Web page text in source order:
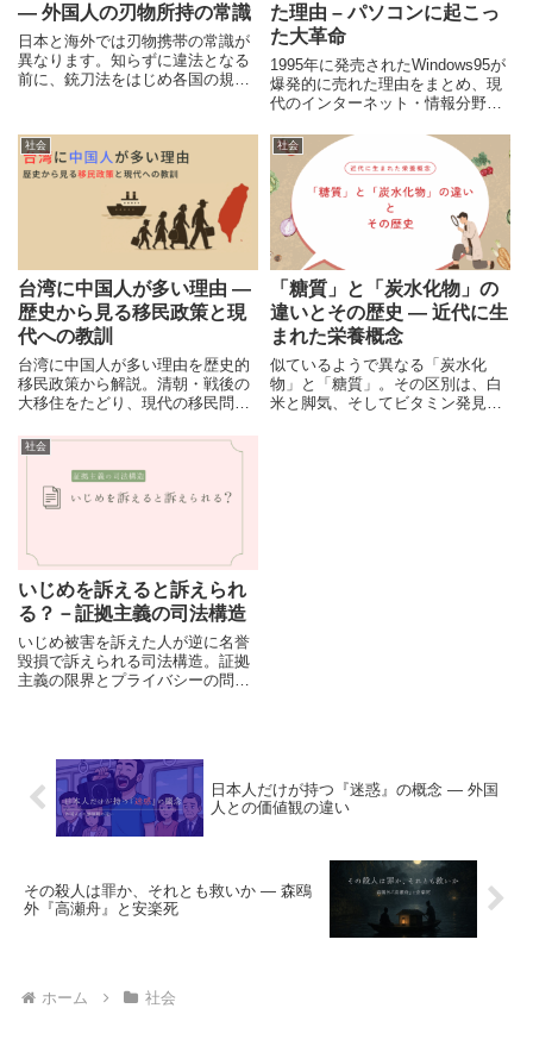
― 外国人の刃物所持の常識
日本と海外では刃物携帯の常識が
異なります。知らずに違法となる
前に、銃刀法をはじめ各国の規制
介します。
た理由 – パソコンに起こっ
た大革命
1995年に発売されたWindows95が
爆発的に売れた理由をまとめ、現
代のインターネット・情報分野の
社会
台湾に中国人が多い理由 ―
歴史から見る移民政策と現
代への教訓
台湾に中国人が多い理由を歴史的
移民政策から解説。清朝・戦後の
大移住をたどり、現代の移民問題
えます。
社会
「糖質」と「炭水化物」の
違いとその歴史 ― 近代に生
まれた栄養概念
似ているようで異なる「炭水化
物」と「糖質」。その区別は、白
米と脚気、そしてビタミン発見を
社会
いじめを訴えると訴えられ
る？－証拠主義の司法構造
いじめ被害を訴えた人が逆に名誉
毀損で訴えられる司法構造。証拠
主義の限界とプライバシーの問題
日本人だけが持つ『迷惑』の概念 ― 外国
人との価値観の違い
その殺人は罪か、それとも救いか ― 森鴎
外『高瀬舟』と安楽死
ホーム 社会